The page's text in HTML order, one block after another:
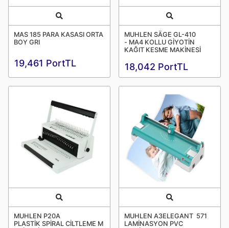
Quick View
MAS 185 PARA KASASI ORTA
BOY GRI
19,461 PortTL
Quick View
MUHLEN SÄGE GL-410
- MA4 KOLLU GİYOTİN
KAĞIT KESME MAKİNESİ
18,042 PortTL
Quick View
MUHLEN P20A
PLASTİK SPİRAL CİLTLEME M
Quick View
MUHLEN A3ELEGANT 571
LAMİNASYON PVC